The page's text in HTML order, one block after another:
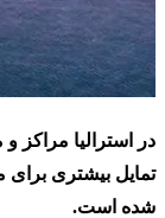
در استرالیا
تمایل بیشتری
شده است.